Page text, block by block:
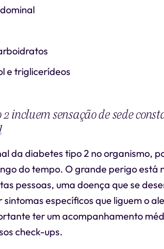
e triglicerídeos
incluem sensação de sede
da diabetes tipo 2 no organismo,
do tempo. O grande perigo está
pessoas, uma doença que se
específicos que liguem o
ter um acompanhamento
check-ups.